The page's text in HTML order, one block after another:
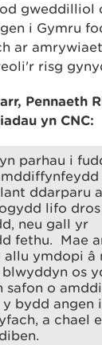
gweddilliol
i Gymru
ar
risg
Pennaeth
yn CNC:
parhau i
ddarparu
lifo dros
neu gall yr
fethu. Mae
allu ymdopi â
os
safon o
bydd angen
a chael